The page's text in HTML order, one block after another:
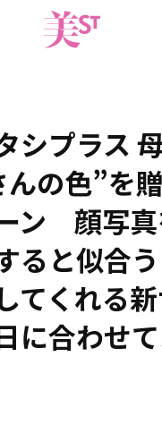
シプラス
んの色”を
ン 顔写真
ると似合
てくれる
に合わせ